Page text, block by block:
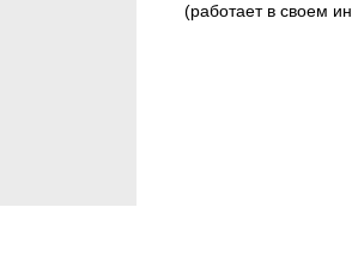
(работает в своем